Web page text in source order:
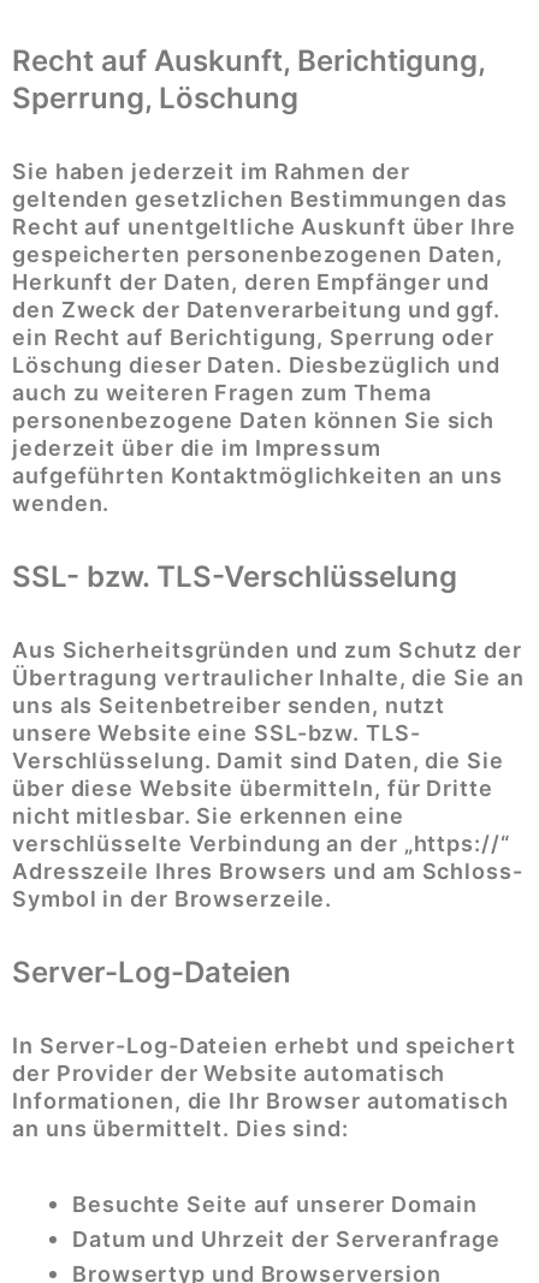
Recht auf Auskunft, Berichtigung,
Sperrung, Löschung
Sie haben jederzeit im Rahmen der
geltenden gesetzlichen Bestimmungen das
Recht auf unentgeltliche Auskunft über Ihre
gespeicherten personenbezogenen Daten,
Herkunft der Daten, deren Empfänger und
den Zweck der Datenverarbeitung und ggf.
ein Recht auf Berichtigung, Sperrung oder
Löschung dieser Daten. Diesbezüglich und
auch zu weiteren Fragen zum Thema
personenbezogene Daten können Sie sich
jederzeit über die im Impressum
aufgeführten Kontaktmöglichkeiten an uns
wenden.
SSL- bzw. TLS-Verschlüsselung
Aus Sicherheitsgründen und zum Schutz der
Übertragung vertraulicher Inhalte, die Sie an
uns als Seitenbetreiber senden, nutzt
unsere Website eine SSL-bzw. TLS-
Verschlüsselung. Damit sind Daten, die Sie
über diese Website übermitteln, für Dritte
nicht mitlesbar. Sie erkennen eine
verschlüsselte Verbindung an der „https://“
Adresszeile Ihres Browsers und am Schloss-
Symbol in der Browserzeile.
Server-Log-Dateien
In Server-Log-Dateien erhebt und speichert
der Provider der Website automatisch
Informationen, die Ihr Browser automatisch
an uns übermittelt. Dies sind:
Besuchte Seite auf unserer Domain
Datum und Uhrzeit der Serveranfrage
Browsertyp und Browserversion